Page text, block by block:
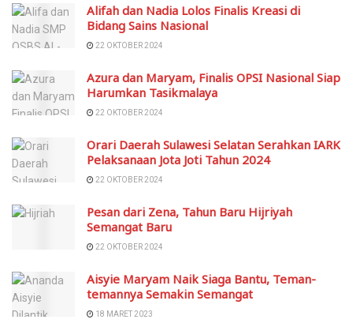
Alifah dan Nadia Lolos Finalis Kreasi di
Bidang Sains Nasional
22 OKTOBER 2024
Azura dan Maryam, Finalis OPSI Nasional Siap
Harumkan Tasikmalaya
22 OKTOBER 2024
Orari Daerah Sulawesi Selatan Serahkan IARK
Pelaksanaan Jota Joti Tahun 2024
22 OKTOBER 2024
Pesan dari Zena, Tahun Baru Hijriyah
Semangat Baru
22 OKTOBER 2024
Aisyie Maryam Naik Siaga Bantu, Teman-
temannya Semakin Semangat
18 MARET 2023